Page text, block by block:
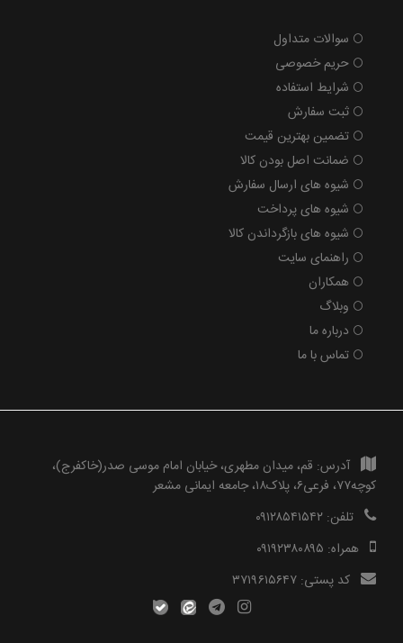
سوالات متداول
حریم خصوصی
شرایط استفاده
ثبت سفارش
تضمین بهترین قیمت
ضمانت اصل بودن کالا
شیوه های ارسال سفارش
شیوه های پرداخت
شیوه های بازگرداندن کالا
راهنمای سایت
همکاران
وبلاگ
درباره ما
تماس با ما
آدرس: قم، میدان مطهری، خیابان امام موسی صدر(خاکفرج)،
کوچه۷۷، فرعی۶، پلاک۱۸، جامعه ایمانی مشعر
تلفن: ۰۹۱۲۸۵۴۱۵۴۲
همراه: ۰۹۱۹۲۳۸۰۸۹۵
کد پستی: ۳۷۱۹۶۱۵۶۴۷